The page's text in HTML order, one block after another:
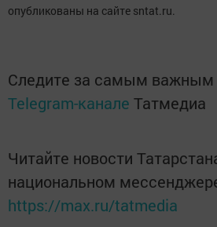
опубликованы на сайте sntat.ru.
Следите за самым важным
Telegram-канале Татмедиа
Читайте новости
национальном
https://max.ru/tatmedia